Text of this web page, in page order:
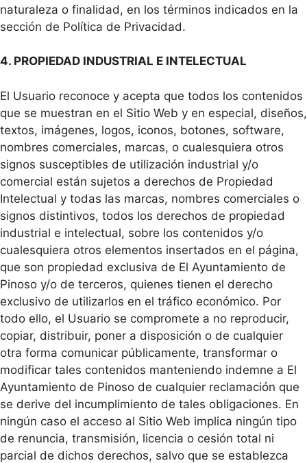
naturaleza o finalidad, en los términos indicados en la
sección de Política de Privacidad.
4. PROPIEDAD INDUSTRIAL E INTELECTUAL
El Usuario reconoce y acepta que todos los contenidos
que se muestran en el Sitio Web y en especial, diseños,
textos, imágenes, logos, iconos, botones, software,
nombres comerciales, marcas, o cualesquiera otros
signos susceptibles de utilización industrial y/o
comercial están sujetos a derechos de Propiedad
Intelectual y todas las marcas, nombres comerciales o
signos distintivos, todos los derechos de propiedad
industrial e intelectual, sobre los contenidos y/o
cualesquiera otros elementos insertados en el página,
que son propiedad exclusiva de El Ayuntamiento de
Pinoso y/o de terceros, quienes tienen el derecho
exclusivo de utilizarlos en el tráfico económico. Por
todo ello, el Usuario se compromete a no reproducir,
copiar, distribuir, poner a disposición o de cualquier
otra forma comunicar públicamente, transformar o
modificar tales contenidos manteniendo indemne a El
Ayuntamiento de Pinoso de cualquier reclamación que
se derive del incumplimiento de tales obligaciones. En
ningún caso el acceso al Sitio Web implica ningún tipo
de renuncia, transmisión, licencia o cesión total ni
parcial de dichos derechos, salvo que se establezca